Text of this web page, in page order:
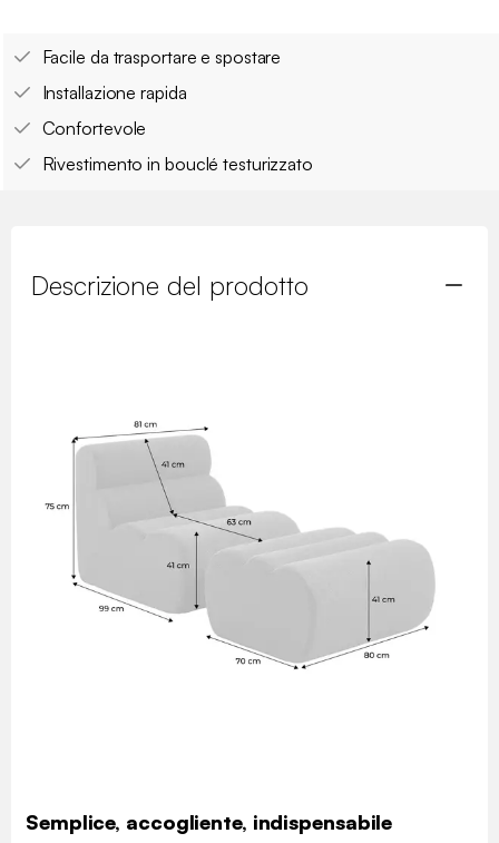
Facile da trasportare e spostare
Installazione rapida
Confortevole
Rivestimento in bouclé testurizzato
Descrizione del prodotto
Semplice, accogliente, indispensabile